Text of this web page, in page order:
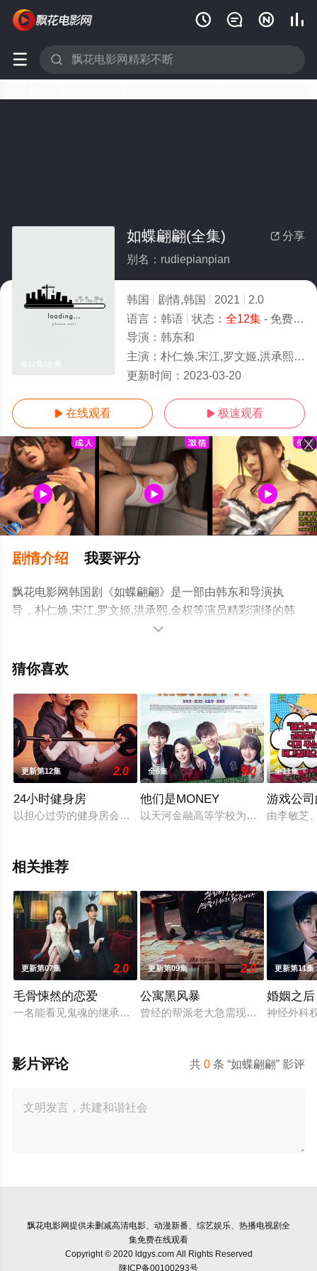
   
 
 分享
如蝶翩翩(全集)
别名：rudiepianpian
韩国 剧情,韩国 2021
2.0
语言： 韩语 状态： 全12集- 免费在线观看
导演： 韩东和
主演： 朴仁焕,宋江,罗文姬,洪承熙,金权
更新时间： 2023-03-20
 在线观看  极速观看
剧情介绍 我要评分
飘花电影网韩国剧《如蝶翩翩》是一部由韩东和导演执
导，朴仁焕,宋江,罗文姬,洪承熙,金权等演员精彩演绎的韩
国电视剧，大结局剧情已揭晓（全12集），手机免费观看
提前免费观看，更多剧情信息可移步至豆瓣电视剧、电视

猜你喜欢
更新第12集 2.0
24小时健身房
以担心过劳的健身房会员们的人生而展开的成长电视剧
全6集 9.0
他们是MONEY
以天河金融高等学校为背景，讲述
全11集
游戏公
由李敏芝
相关推荐
更新第07集 2.0
毛骨悚然的恋爱
一名能看见鬼魂的继承人与一名王牌检察官发现只要轻轻一碰
更新第09集 2.0
公寓黑风暴
曾经的帮派老大急需现金，于是和有
更新第11集
婚姻之后
神经外科
共0 条 “如蝶翩翩” 影评
影片评论
飘花电影网提供未删减高清电影、动漫新番、综艺娱乐、热播电视剧全
集免费在线观看
Copyright © 2020 ldgys.com All Rights Reserved
陕ICP备00100293号